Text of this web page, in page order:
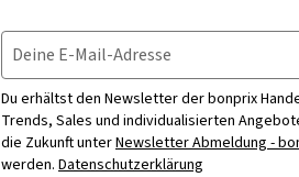
Deine E-Mail-Adresse
Du erhältst den Newsletter der bonprix
Trends, Sales und individualisierten
die Zukunft unterNewsletter Abmeldung -
werden. Datenschutzerklärung